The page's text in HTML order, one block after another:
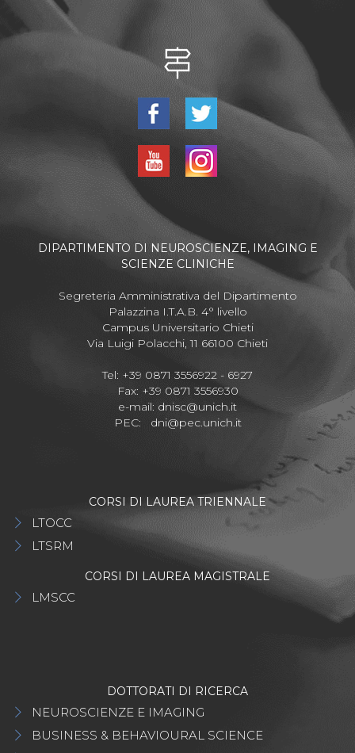
DIPARTIMENTO DI NEUROSCIENZE, IMAGING E
SCIENZE CLINICHE
Segreteria Amministrativa del Dipartimento
Palazzina I.T.A.B. 4° livello
Campus Universitario Chieti
Via Luigi Polacchi, 11 66100 Chieti
Tel: +39 0871 3556922 - 6927
Fax: +39 0871 3556930
e-mail: dnisc@unich.it
PEC: dni@pec.unich.it
CORSI DI LAUREA TRIENNALE
LTOCC
LTSRM
CORSI DI LAUREA MAGISTRALE
LMSCC
DOTTORATI DI RICERCA
NEUROSCIENZE E IMAGING
BUSINESS & BEHAVIOURAL SCIENCE